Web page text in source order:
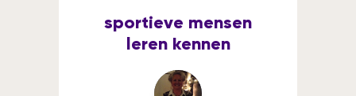
sportieve mensen
leren kennen